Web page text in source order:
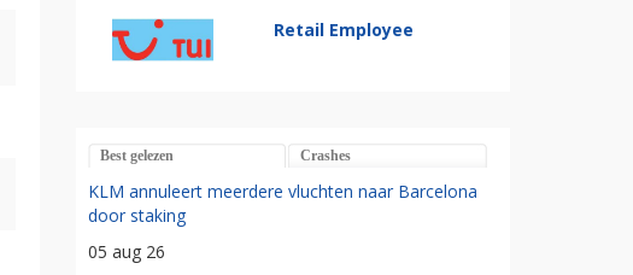
Retail Employee
Best gelezen Crashes
KLM annuleert meerdere vluchten naar Barcelona
door staking
05 aug 26